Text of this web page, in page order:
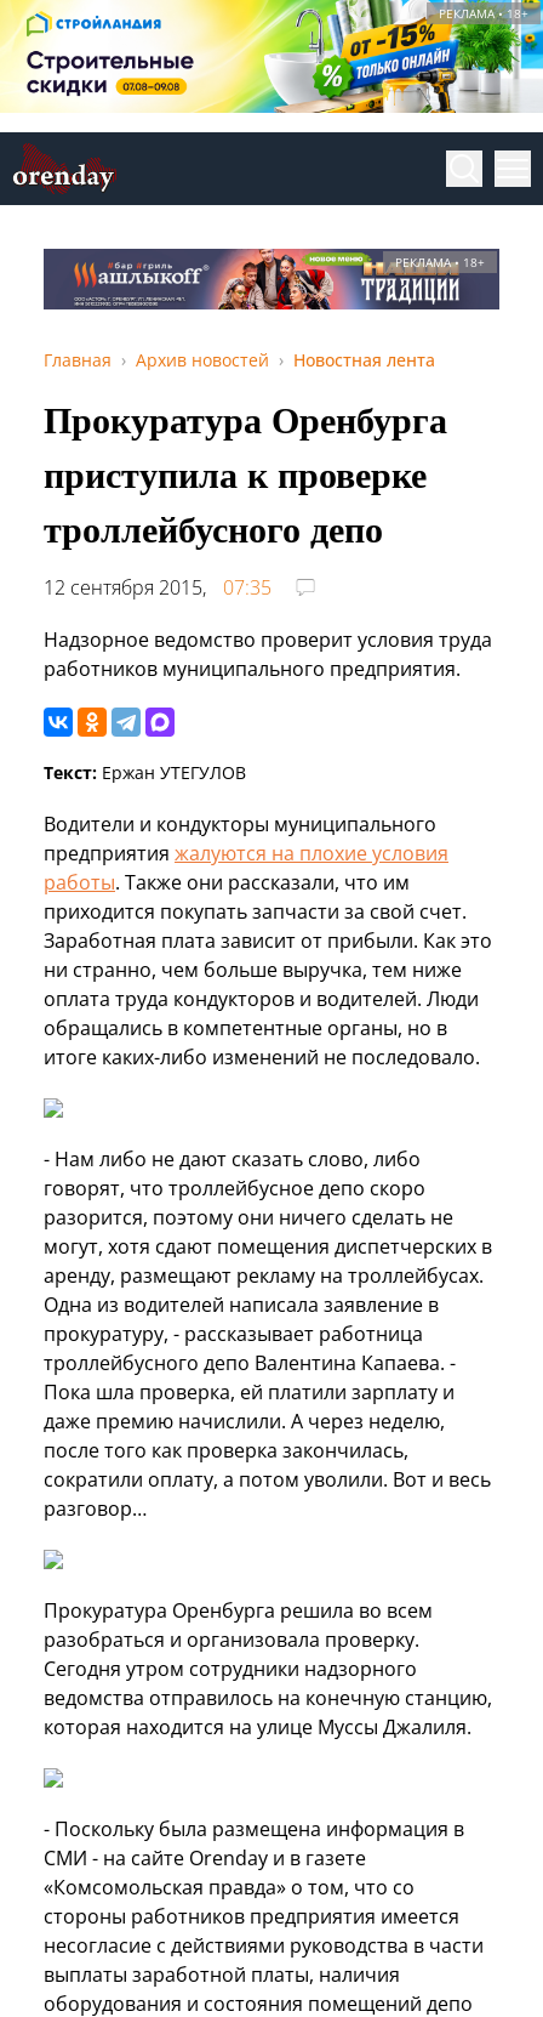
РЕКЛАМА • 18+
РЕКЛАМА • 18+
Главная Архив новостей Новостная лента
Прокуратура Оренбурга
приступила к проверке
троллейбусного депо
12 сентября 2015,
07:35
Надзорное ведомство проверит условия труда
работников муниципального предприятия.
Текст: Ержан УТЕГУЛОВ
Водители и кондукторы муниципального
предприятия жалуются на плохие условия
работы. Также они рассказали, что им
приходится покупать запчасти за свой счет.
Заработная плата зависит от прибыли. Как это
ни странно, чем больше выручка, тем ниже
оплата труда кондукторов и водителей. Люди
обращались в компетентные органы, но в
итоге каких-либо изменений не последовало.
- Нам либо не дают сказать слово, либо
говорят, что троллейбусное депо скоро
разорится, поэтому они ничего сделать не
могут, хотя сдают помещения диспетчерских в
аренду, размещают рекламу на троллейбусах.
Одна из водителей написала заявление в
прокуратуру, - рассказывает работница
троллейбусного депо Валентина Капаева. -
Пока шла проверка, ей платили зарплату и
даже премию начислили. А через неделю,
после того как проверка закончилась,
сократили оплату, а потом уволили. Вот и весь
разговор…
Прокуратура Оренбурга решила во всем
разобраться и организовала проверку.
Сегодня утром сотрудники надзорного
ведомства отправилось на конечную станцию,
которая находится на улице Муссы Джалиля.
- Поскольку была размещена информация в
СМИ - на сайте Orenday и в газете
«Комсомольская правда» о том, что со
стороны работников предприятия имеется
несогласие с действиями руководства в части
выплаты заработной платы, наличия
оборудования и состояния помещений депо